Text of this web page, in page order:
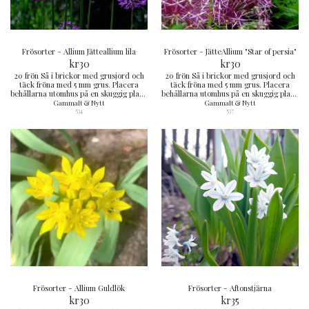
Frösorter - Allium Jätteallium lila
kr30
20 frön Så i brickor med grusjord och
täck fröna med 5 mm grus. Placera
behållarna utomhus på en skuggig plats.
Alternativt kan du förvara fröna i
kylskåp och så på våren vid cirka 13 °C.
Gammalt & Nytt
534
Frösorter - JätteAllium "Star of persia"
kr30
20 frön Så i brickor med grusjord och
täck fröna med 5 mm grus. Placera
behållarna utomhus på en skuggig plats.
Alternativt kan du förvara fröna i
kylskåp och så på våren vid cirka 13 °C.
Gammalt & Nytt
537
Frösorter - Allium Guldlök
kr30
Frösorter - Aftonstjärna
kr35